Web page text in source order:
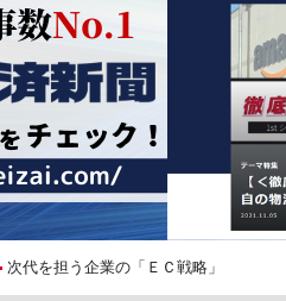
次代を担う企業の「ＥＣ戦略」